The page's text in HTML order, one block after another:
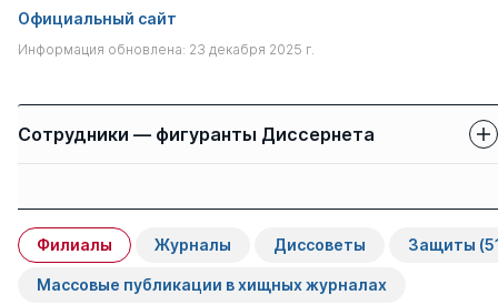
Официальный сайт
Информация обновлена: 23 декабря 2025 г.
Сотрудники — фигуранты Диссернета
Хуббиев Шайкат
Закирович
Филиалы Журналы Диссоветы Защиты
Массовые публикации в хищных журналах